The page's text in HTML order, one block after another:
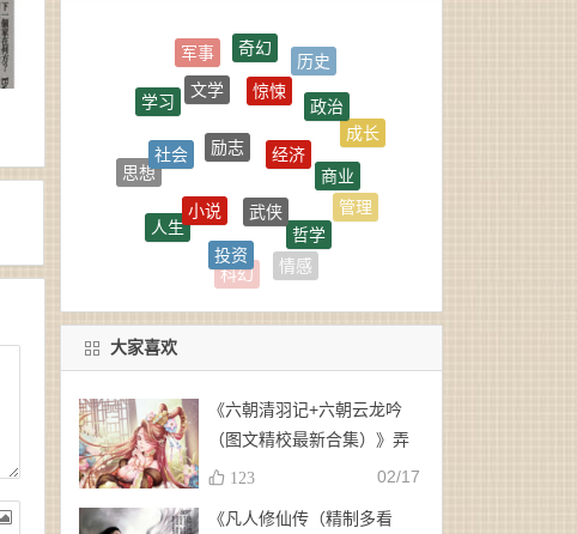
奇幻
历史
学习
文学
惊悚
成长
思想
励志
经济
商业
管理
言情
金融
小说
武侠
情感
科幻
投资
大家喜欢
《六朝清羽记+六朝云龙吟
（图文精校最新合集）》弄
玉、龙璇（作者）-
123 02/17
《凡人修仙传（精制多看